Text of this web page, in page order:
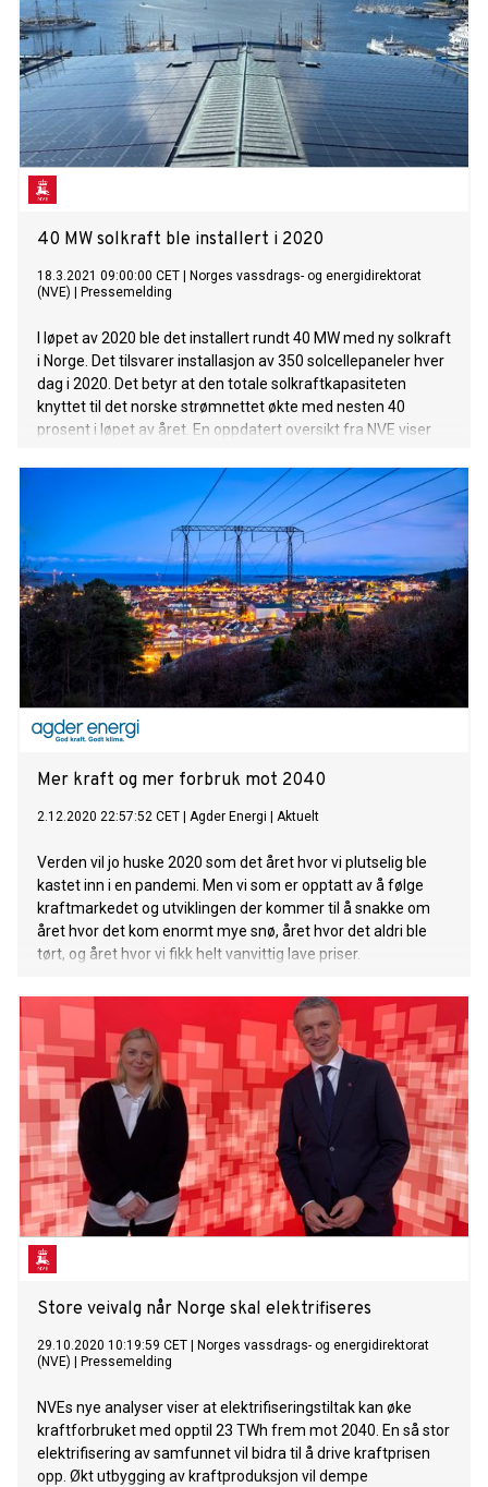
40 MW solkraft ble installert i 2020
18.3.2021 09:00:00 CET
Norges vassdrags- og energidirektorat
(NVE)
Pressemelding
I løpet av 2020 ble det installert rundt 40 MW med ny solkraft
i Norge. Det tilsvarer installasjon av 350 solcellepaneler hver
dag i 2020. Det betyr at den totale solkraftkapasiteten
knyttet til det norske strømnettet økte med nesten 40
prosent i løpet av året. En oppdatert oversikt fra NVE viser
Mer kraft og mer forbruk mot 2040
2.12.2020 22:57:52 CET Agder Energi Aktuelt
Verden vil jo huske 2020 som det året hvor vi plutselig ble
kastet inn i en pandemi. Men vi som er opptatt av å følge
kraftmarkedet og utviklingen der kommer til å snakke om
året hvor det kom enormt mye snø, året hvor det aldri ble
tørt, og året hvor vi fikk helt vanvittig lave priser.
Store veivalg når Norge skal elektrifiseres
29.10.2020 10:19:59 CET
Norges vassdrags- og energidirektorat
(NVE)
Pressemelding
NVEs nye analyser viser at elektrifiseringstiltak kan øke
kraftforbruket med opptil 23 TWh frem mot 2040. En så stor
elektrifisering av samfunnet vil bidra til å drive kraftprisen
opp. Økt utbygging av kraftproduksjon vil dempe